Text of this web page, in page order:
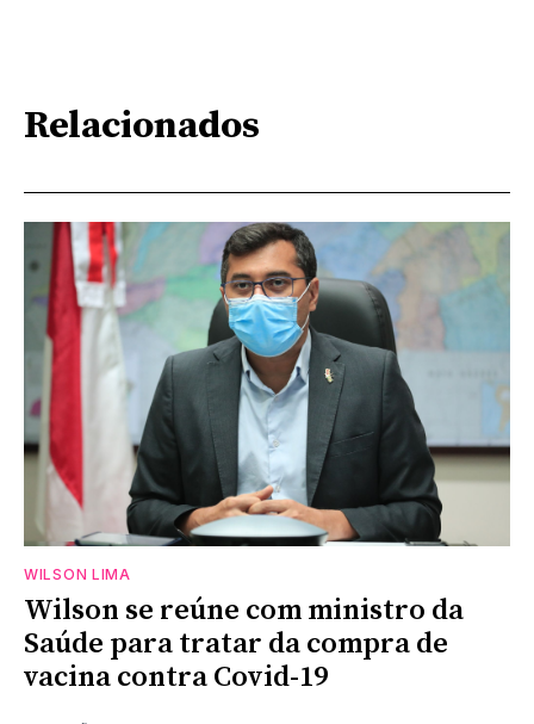
Relacionados
WILSON LIMA
Wilson se reúne com ministro da
Saúde para tratar da compra de
vacina contra Covid-19